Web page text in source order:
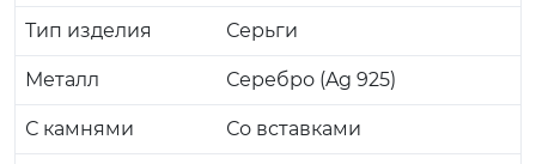
Тип изделия Серьги
Металл Серебро (Ag 925)
С камнями Со вставками